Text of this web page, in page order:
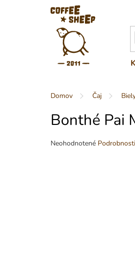
Domov Čaj
Bonthé Pai
Priemerné
hodnotenie
Neohodnotené